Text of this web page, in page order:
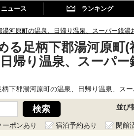
ュース ランキング
河原町の温泉、日帰り温泉、スーパー銭湯
る足柄下郡湯河原町(
帰り温泉、スーパー
下郡湯河原町の温泉、日帰り温泉、ス
並び
ーポンあり 宿泊予約あり
閉館